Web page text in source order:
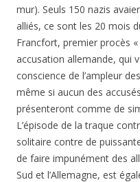
mur). Seuls 150 nazis
alliés, ce sont les 20 mois
Francfort, premier procès
accusation allemande, qui
conscience de l’ampleur
même si aucun des
présenteront comme de
L’épisode de la traque
solitaire contre de
de faire impunément des
Sud et l’Allemagne, est